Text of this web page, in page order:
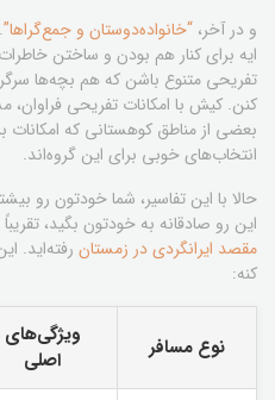
و در آخر، “خانواده‌دوستان و جمع‌گراها”
ایه برای کنار هم بودن و ساختن
تفریحی متنوع باشن که هم بچه‌ها
کنن. کیش با امکانات تفریحی فراوان،
بعضی از مناطق کوهستانی که امکانات
انتخاب‌های خوبی برای این گروه‌اند.
حالا با این تفاسیر، شما خودتون رو
این رو صادقانه به خودتون بگید،
مقصد ایرانگردی در زمستان رفته‌اید.
کنه:
نوع مسافر
ویژگی‌های
اصلی